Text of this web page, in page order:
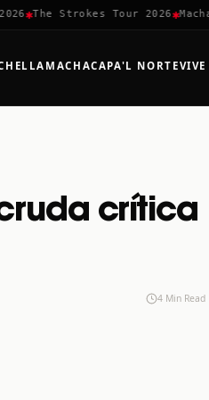
✱The Strokes Tour 2026✱
MACHACAPA'L NORTE
crítica
4 Min Read